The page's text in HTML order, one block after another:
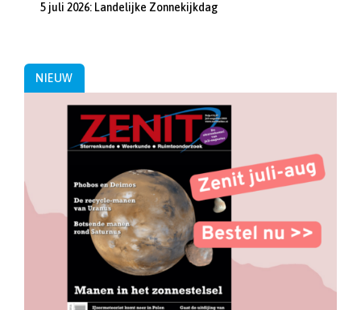
5 juli 2026: Landelijke Zonnekijkdag
NIEUW